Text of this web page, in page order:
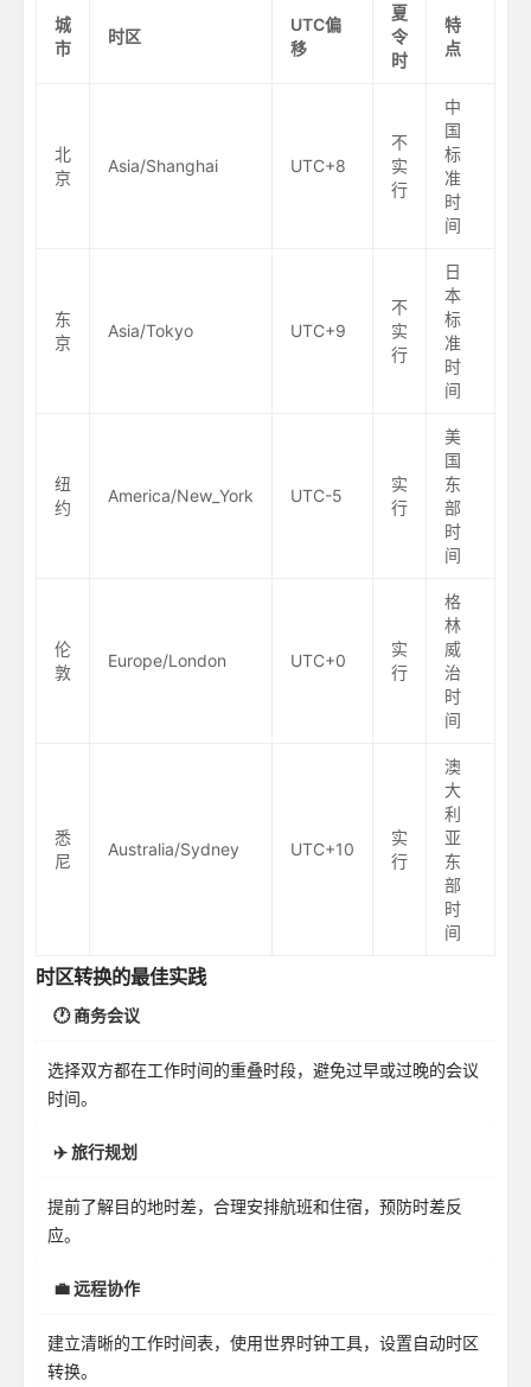
城
市
时区
UTC偏
移
夏
令
时
特
点
北
京
Asia/Shanghai UTC+8
不
实
行
中
国
标
准
时
间
东
京
Asia/Tokyo UTC+9
不
实
行
日
本
标
准
时
间
纽
约
America/New_York UTC-5
实
行
美
国
东
部
时
间
伦
敦
Europe/London UTC+0
实
行
格
林
威
治
时
间
悉
尼
Australia/Sydney UTC+10
实
行
澳
大
利
亚
东
部
时
间
时区转换的最佳实践
🕐 商务会议
选择双方都在工作时间的重叠时段，避免过早或过晚的会议
时间。
✈️ 旅行规划
提前了解目的地时差，合理安排航班和住宿，预防时差反
应。
💼 远程协作
建立清晰的工作时间表，使用世界时钟工具，设置自动时区
转换。